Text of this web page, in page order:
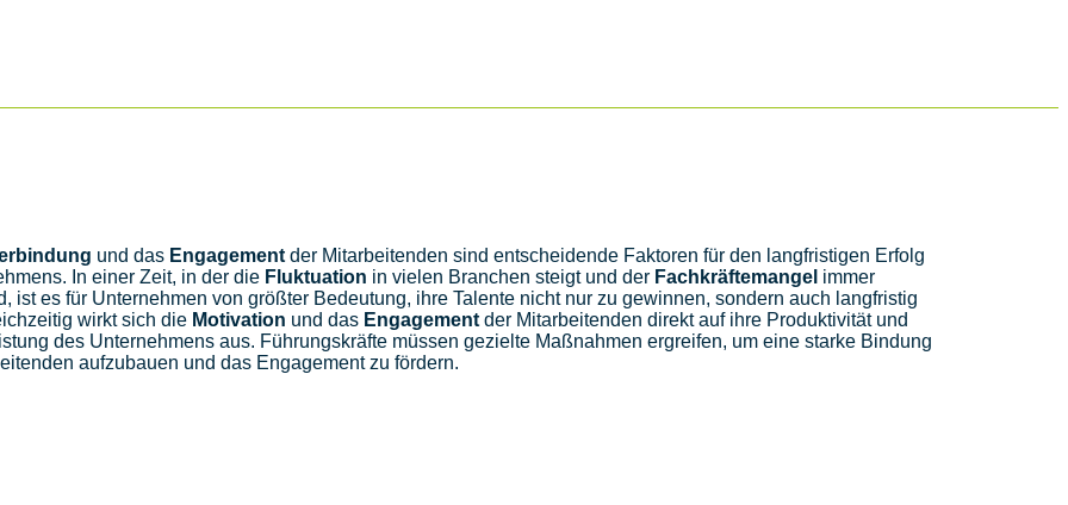
und das Engagement der Mitarbeitenden sind entscheidende Faktoren für den langfristigen Erfolg
In einer Zeit, in der die Fluktuation in vielen Branchen steigt und der Fachkräftemangel immer
ist es für Unternehmen von größter Bedeutung, ihre Talente nicht nur zu gewinnen, sondern auch langfristig
wirkt sich die Motivation und das Engagement der Mitarbeitenden direkt auf ihre Produktivität und
des Unternehmens aus. Führungskräfte müssen gezielte Maßnahmen ergreifen, um eine starke Bindung
aufzubauen und das Engagement zu fördern.